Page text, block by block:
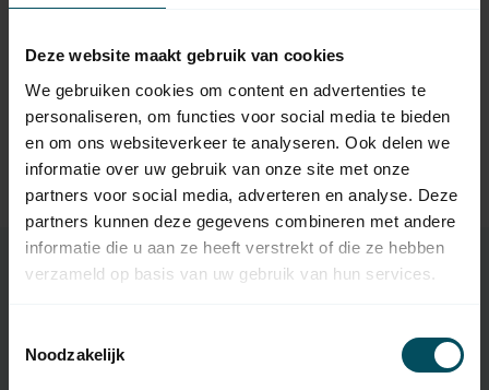
Deze website maakt gebruik van cookies
We gebruiken cookies om content en advertenties te
personaliseren, om functies voor social media te bieden
en om ons websiteverkeer te analyseren. Ook delen we
informatie over uw gebruik van onze site met onze
partners voor social media, adverteren en analyse. Deze
partners kunnen deze gegevens combineren met andere
informatie die u aan ze heeft verstrekt of die ze hebben
verzameld op basis van uw gebruik van hun services.
Noodzakelijk
Rauchmelder S65
Apollo Thermischer
Rauchmelder Apollo S65
Auf Lager